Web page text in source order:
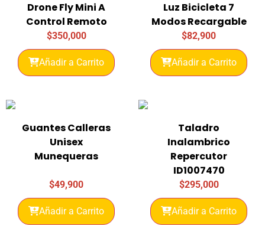
Drone Fly Mini A
Control Remoto
$350,000
Añadir a Carrito
Luz Bicicleta 7
Modos Recargable
$82,900
Añadir a Carrito
Guantes Calleras
Unisex
Munequeras
$49,900
Añadir a Carrito
Taladro
Inalambrico
Repercutor
ID1007470
$295,000
Añadir a Carrito